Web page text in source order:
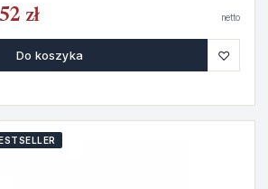
zł netto
Do koszyka ♡